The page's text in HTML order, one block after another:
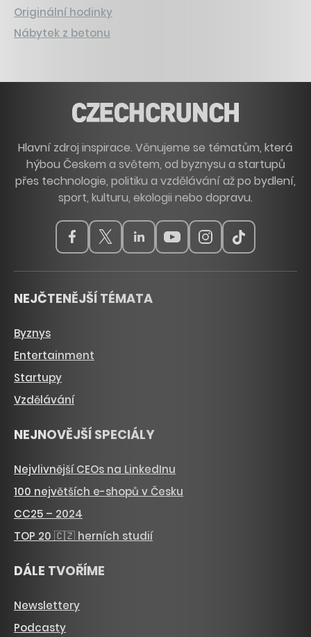
Originální hodinky
Nábytek z betonu
Hlavní zdroj inspirace. Věnujeme se tématům, která
hýbou Českem a světem, od byznysu a startupů
přes technologie, politiku a vzdělávání až po bydlení,
sport, kulturu, ekologii nebo dopravu.
NEJČTENĚJŠÍ TÉMATA
Byznys
Entertainment
Startupy
Vzdělávání
NEJNOVĚJŠÍ SPECIÁLY
Nejvlivnější CEOs na LinkedInu
100 největších e-shopů v Česku
CC25 – 2024
TOP 20 🇨🇿 herních studií
DÁLE TVOŘÍME
Newslettery
Podcasty